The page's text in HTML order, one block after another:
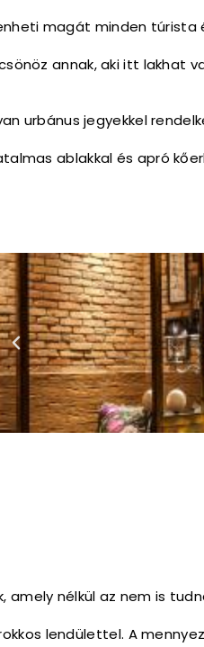
magát minden túrista
annak, aki itt lakhat
jegyekkel
ablakkal és apró
nélkül az nem is
lendülettel. A